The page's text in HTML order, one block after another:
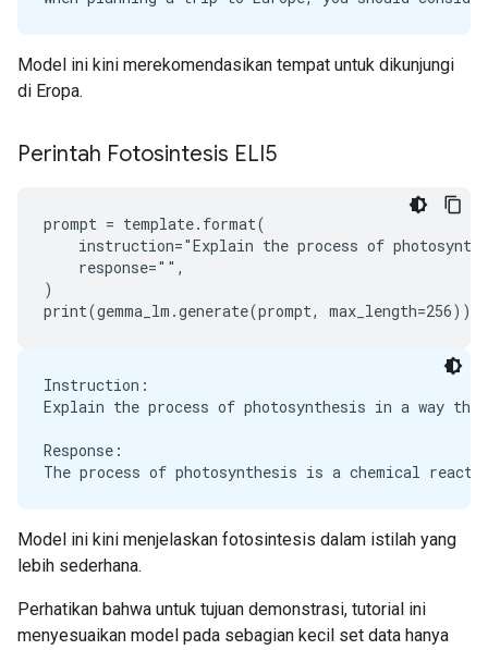
Model ini kini merekomendasikan tempat untuk dikunjungi
di Eropa.
Perintah Fotosintesis ELI5
prompt = template.format(
instruction="Explain the process of
    response="",
)
Instruction:
Explain the process of photosynthesis in a way
Response:
Model ini kini menjelaskan fotosintesis dalam istilah yang
lebih sederhana.
Perhatikan bahwa untuk tujuan demonstrasi, tutorial ini
menyesuaikan model pada sebagian kecil set data hanya